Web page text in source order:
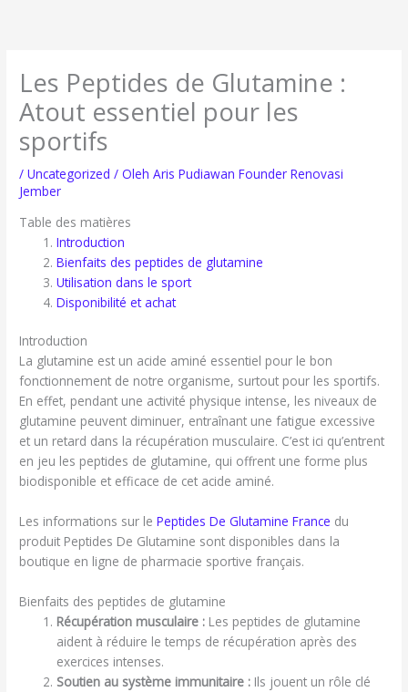
Les Peptides de Glutamine :
Atout essentiel pour les
sportifs
/Uncategorized / OlehAris Pudiawan Founder Renovasi
Jember
Table des matières
Introduction
Bienfaits des peptides de glutamine
Utilisation dans le sport
Disponibilité et achat
Introduction
La glutamine est un acide aminé essentiel pour le bon
fonctionnement de notre organisme, surtout pour les sportifs.
En effet, pendant une activité physique intense, les niveaux de
glutamine peuvent diminuer, entraînant une fatigue excessive
et un retard dans la récupération musculaire. C’est ici qu’entrent
en jeu les peptides de glutamine, qui offrent une forme plus
biodisponible et efficace de cet acide aminé.
Les informations sur lePeptides De Glutamine France du
produit Peptides De Glutamine sont disponibles dans la
boutique en ligne de pharmacie sportive français.
Bienfaits des peptides de glutamine
Récupération musculaire : Les peptides de glutamine
aident à réduire le temps de récupération après des
exercices intenses.
Soutien au système immunitaire : Ils jouent un rôle clé